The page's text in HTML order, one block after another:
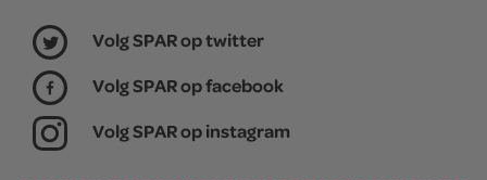
Volg SPAR op twitter
Volg SPAR op facebook
Volg SPAR op instagram